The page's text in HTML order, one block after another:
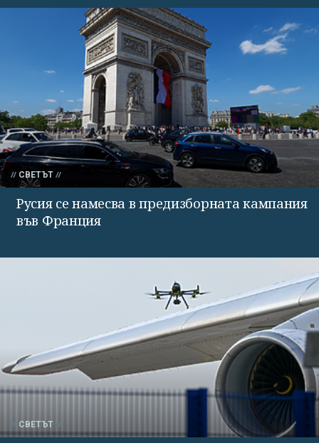
СВЕТЪТ
Русия се намесва в предизборната кампания
във Франция
СВЕТЪТ